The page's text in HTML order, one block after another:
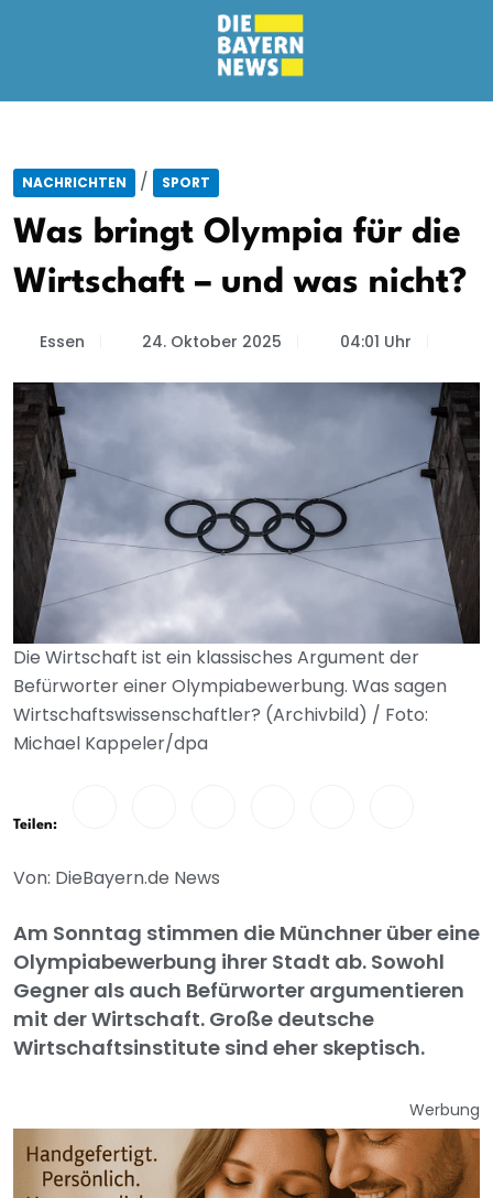
NACHRICHTEN / SPORT
Was bringt Olympia für die
Wirtschaft – und was nicht?
Essen 24. Oktober 2025 04:01 Uhr
Die Wirtschaft ist ein klassisches Argument der
Befürworter einer Olympiabewerbung. Was sagen
Wirtschaftswissenschaftler? (Archivbild) / Foto:
Michael Kappeler/dpa
Teilen:
Von: DieBayern.de News
Am Sonntag stimmen die Münchner über eine
Olympiabewerbung ihrer Stadt ab. Sowohl
Gegner als auch Befürworter argumentieren
mit der Wirtschaft. Große deutsche
Wirtschaftsinstitute sind eher skeptisch.
Werbung